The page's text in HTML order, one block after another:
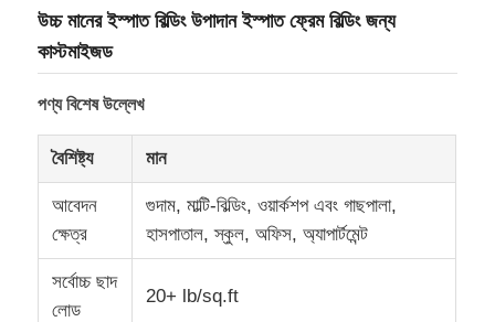
উচ্চ মানের ইস্পাত বিল্ডিং উপাদান ইস্পাত ফ্রেম বিল্ডিং জন্য
কাস্টমাইজড
পণ্য বিশেষ উল্লেখ
বৈশিষ্ট্য মান
আবেদন
ক্ষেত্র
গুদাম, মাল্টি-বিল্ডিং, ওয়ার্কশপ এবং গাছপালা,
হাসপাতাল, স্কুল, অফিস, অ্যাপার্টমেন্ট
সর্বোচ্চ ছাদ
লোড
20+ lb/sq.ft